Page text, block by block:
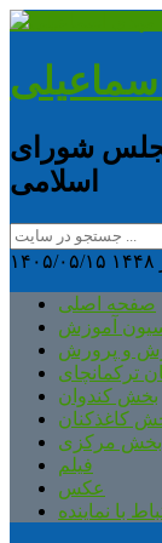
شورای
اسلامی
۱۴۰۵/۰۵/۱۵
صفحه اصلی
آموزش
و پرورش
ترکمانچای
بخش کندوان
کاغذکنان
بخش مرکزی
فیلم
عکس
با نماینده